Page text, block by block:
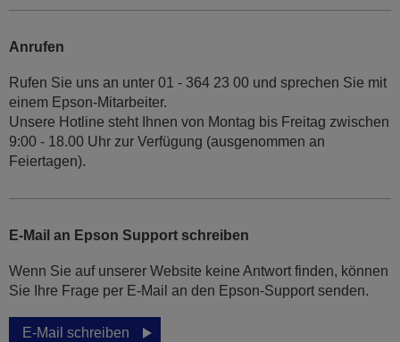
Anrufen
Rufen Sie uns an unter 01 - 364 23 00 und sprechen Sie mit
einem Epson-Mitarbeiter.
Unsere Hotline steht Ihnen von Montag bis Freitag zwischen
9:00 - 18.00 Uhr zur Verfügung (ausgenommen an
Feiertagen).
E-Mail an Epson Support schreiben
Wenn Sie auf unserer Website keine Antwort finden, können
Sie Ihre Frage per E-Mail an den Epson-Support senden.
E-Mail schreiben